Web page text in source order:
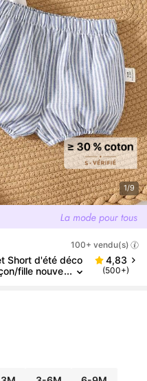
1/9
100+ vendu(s)
Short d'été déco
fille nouve
4,83
(500+)